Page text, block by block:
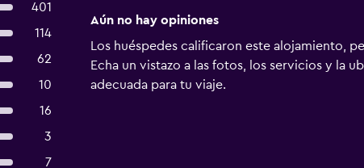
401
114
62
10
16
3
7
Aún no hay opiniones
Los huéspedes calificaron este alojamiento,
Echa un vistazo a las fotos, los servicios y la
adecuada para tu viaje.